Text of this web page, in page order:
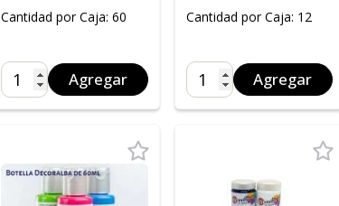
Cantidad por Caja: 60
Agregar
Cantidad por Caja: 12
Agregar